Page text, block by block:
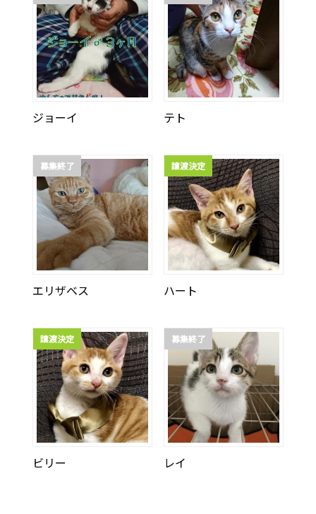
ジョーイ テト
募集終了
エリザベス
譲渡決定
ハート
譲渡決定
ビリー
募集終了
レイ